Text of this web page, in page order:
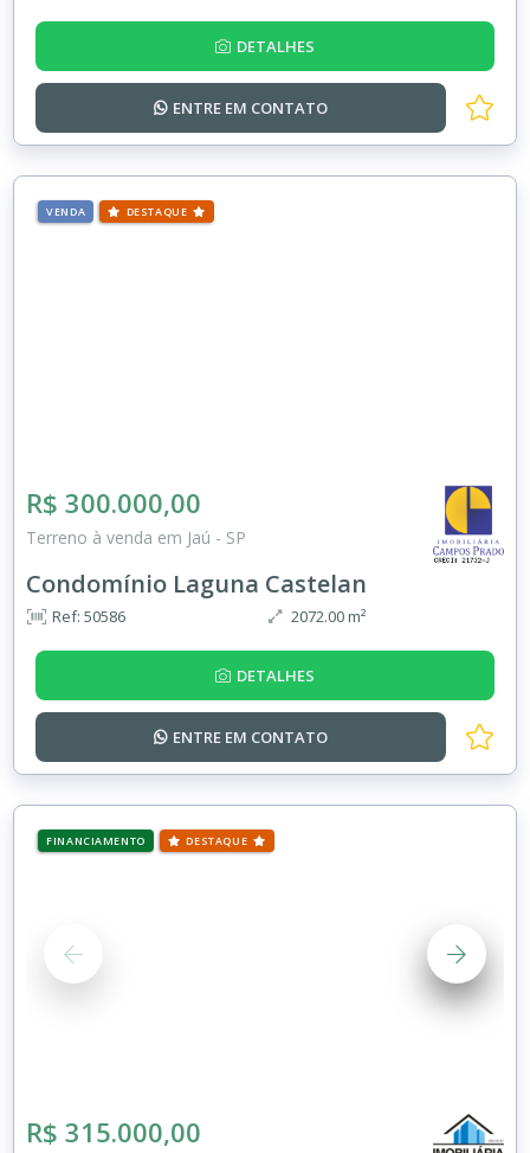
DETALHES
ENTRE EM CONTATO
VENDA DESTAQUE
R$ 300.000,00
Terreno à venda em Jaú - SP
Condomínio Laguna Castelan
Ref: 50586 2072.00 m²
DETALHES
ENTRE EM CONTATO
FINANCIAMENTO DESTAQUE
R$ 315.000,00